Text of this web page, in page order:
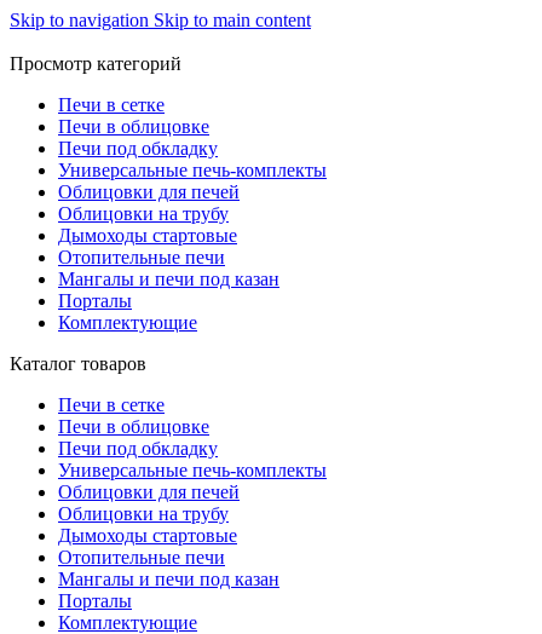
Skip to navigation Skip to main content
Просмотр категорий
Печи в сетке
Печи в облицовке
Печи под обкладку
Универсальные печь-комплекты
Облицовки для печей
Облицовки на трубу
Дымоходы стартовые
Отопительные печи
Мангалы и печи под казан
Порталы
Комплектующие
Каталог товаров
Печи в сетке
Печи в облицовке
Печи под обкладку
Универсальные печь-комплекты
Облицовки для печей
Облицовки на трубу
Дымоходы стартовые
Отопительные печи
Мангалы и печи под казан
Порталы
Комплектующие